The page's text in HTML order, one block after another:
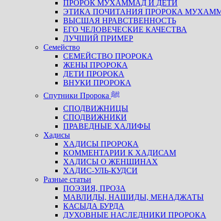
ПРОРОК МУХАММАД И ДЕТИ
ЭТИКА ПОЧИТАНИЯ ПРОРОКА
ВЫСШАЯ НРАВСТВЕННОСТЬ
ЕГО ЧЕЛОВЕЧЕСКИЕ КАЧЕСТВА
ЛУЧШИЙ ПРИМЕР
Семейство
СЕМЕЙСТВО ПРОРОКА
ЖЕНЫ ПРОРОКА
ДЕТИ ПРОРОКА
ВНУКИ ПРОРОКА
Спутники Пророка ﷺ
СПОДВИЖНИЦЫ
СПОДВИЖНИКИ
ПРАВЕДНЫЕ ХАЛИФЫ
Хадисы
ХАДИСЫ ПРОРОКА
КОММЕНТАРИИ К ХАДИСАМ
ХАДИСЫ О ЖЕНЩИНАХ
ХАДИС-УЛЬ-КУДСИ
Разные статьи
ПОЭЗИЯ, ПРОЗА
МАВЛИДЫ, НАШИДЫ, МЕНАДЖАТЫ
КАСЫДА БУРДА
ДУХОВНЫЕ НАСЛЕДНИКИ ПРОРОКА